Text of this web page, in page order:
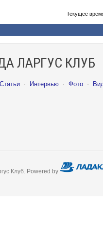
Текущее
ЛАРГУС КЛУБ
Статьи · Интервью · Фото ·
Клуб. Powered by